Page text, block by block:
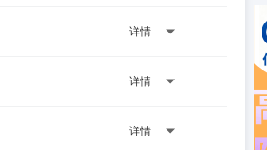
详情
详情
详情